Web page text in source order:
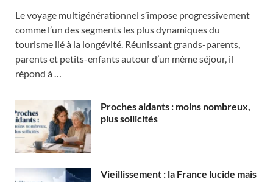
Le voyage multigénérationnel s’impose progressivement
comme l’un des segments les plus dynamiques du
tourisme lié à la longévité. Réunissant grands-parents,
parents et petits-enfants autour d’un même séjour, il
répond à …
Proches aidants : moins nombreux,
plus sollicités
Vieillissement : la France lucide mais